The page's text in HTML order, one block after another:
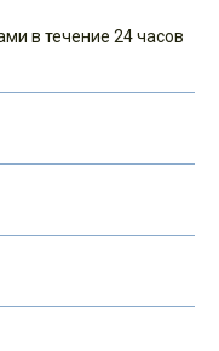
в течение 24 часов